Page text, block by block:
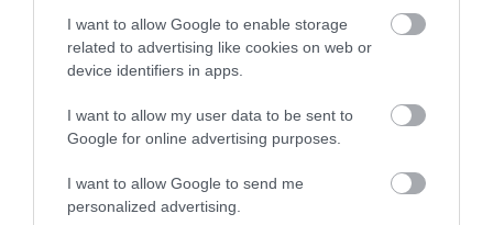
I want to allow Google to enable storage
related to advertising like cookies on web or
device identifiers in apps.
I want to allow my user data to be sent to
Google for online advertising purposes.
I want to allow Google to send me
personalized advertising.